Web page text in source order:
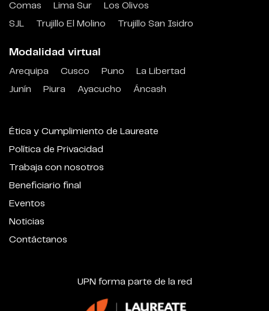
Comas
Lima Sur
Los Olivos
SJL
Trujillo El Molino Trujillo San Isidro
Modalidad virtual
Arequipa Cusco Puno
La Libertad
Junín
Piura Ayacucho Áncash
Ética y Cumplimiento de Laureate
Política de Privacidad
Trabaja con nosotros
Beneficiario final
Eventos
Noticias
Contáctanos
UPN forma parte de la red